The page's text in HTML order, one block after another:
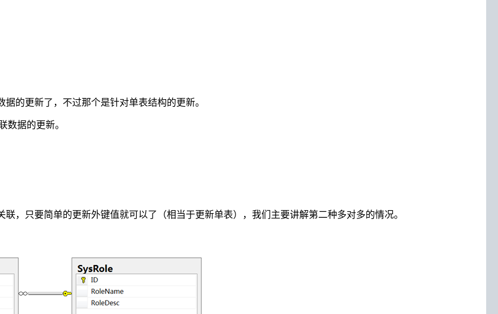
的更新了，不过那个是针对单表结构的更新。
数据的更新。
联，只要简单的更新外键值就可以了（相当于更新单表），我们主要讲解第二种多对多的情况。